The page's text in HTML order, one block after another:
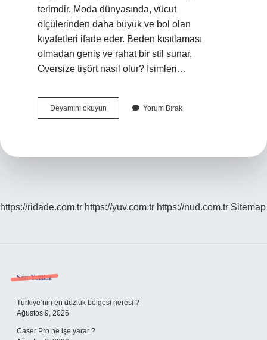
terimdir. Moda dünyasında, vücut
ölçülerinden daha büyük ve bol olan
kıyafetleri ifade eder. Beden kısıtlaması
olmadan geniş ve rahat bir stil sunar.
Oversize tişört nasıl olur? İsimleri…
Devamını okuyun
Tişörtlere
Yorum Bırak
https://ridade.com.tr https://yuv.com.tr https://nud.com.tr Sitemap
Sidebar
Son Yazılar
Türkiye’nin en düzlük bölgesi neresi ?
Ağustos 9, 2026
Caser Pro ne işe yarar ?